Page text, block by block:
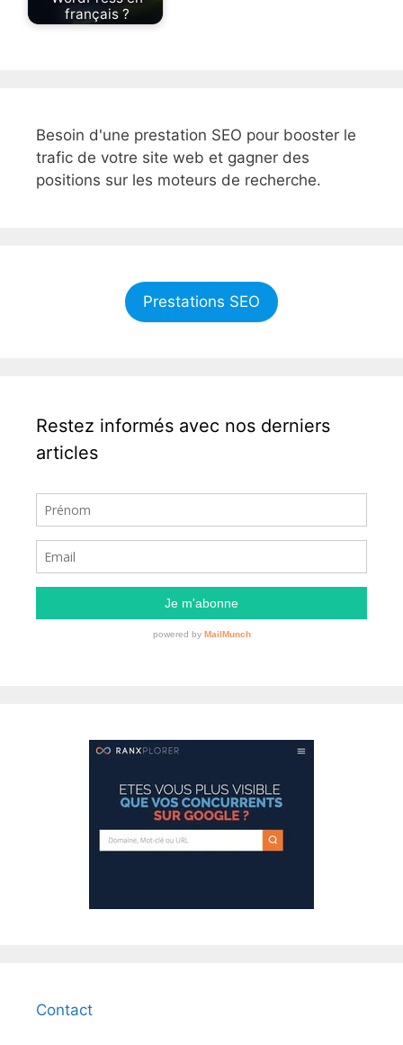
français ?
Besoin d'une prestation SEO pour booster le
trafic de votre site web et gagner des
positions sur les moteurs de recherche.
Prestations SEO
Restez informés avec nos derniers
articles
Contact